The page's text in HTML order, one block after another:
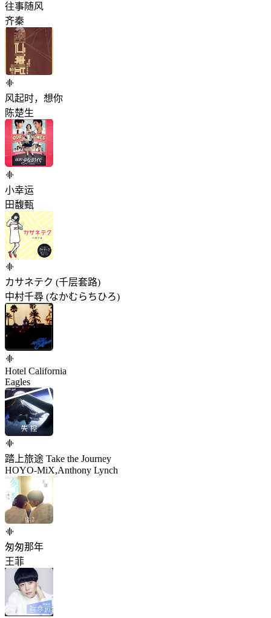
往事随风
齐秦
风起时，想你
陈楚生
小幸运
田馥甄
カサネテク (千层套路)
中村千尋 (なかむらちひろ)
Hotel California
Eagles
踏上旅途 Take the Journey
HOYO-MiX,Anthony Lynch
匆匆那年
王菲